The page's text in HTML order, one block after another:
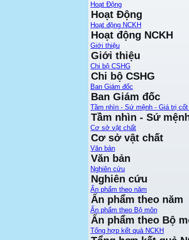
Hoạt Động
Hoạt Động
Hoạt động NCKH
Hoạt động NCKH
Giới thiệu
Giới thiệu
Chi bộ CSHG
Chi bộ CSHG
Ban Giám đốc
Ban Giám đốc
Tầm nhìn - Sứ mệnh - Giá trị cốt
Tầm nhìn - Sứ
Cơ sở vật chất
Cơ sở vật chất
Văn bản
Văn bản
Nghiên cứu
Nghiên cứu
Ấn phẩm theo năm
Ấn phẩm theo năm
Ấn phẩm theo Bộ môn
Ấn phẩm theo Bộ
Tổng hợp kết quả NCKH